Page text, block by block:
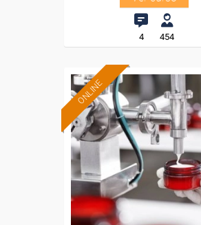
4 454
ONLINE
Formación 100%
subvencionada.
Para desempleados,
trabajadores y autónomos.
Sector
-Industria Química.